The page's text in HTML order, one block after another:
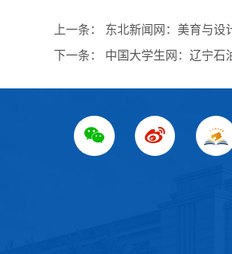
上一条： 东北新闻网：美育与设
下一条： 中国大学生网：辽宁石